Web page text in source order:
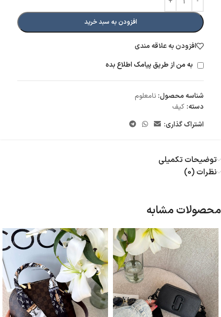
افزودن به سبد خرید
افزودن به علاقه مندی
به من از طریق پیامک اطلاع بده
شناسه محصول: نامعلوم
دسته: کیف
اشتراک گذاری:
توضیحات تکمیلی
نظرات (0)
محصولات مشابه